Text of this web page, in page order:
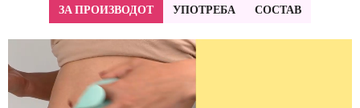
ЗА ПРОИЗВОДОТ УПОТРЕБА СОСТАВ